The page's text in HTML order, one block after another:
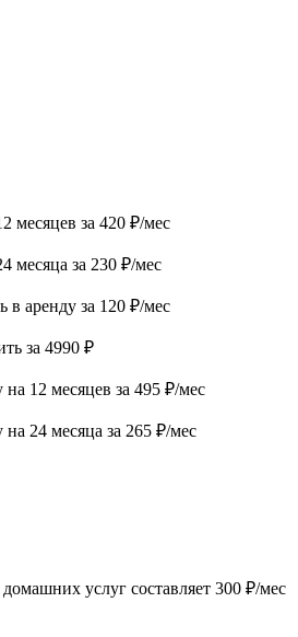
месяцев за 420 ₽/мес
месяца за 230 ₽/мес
в аренду за 120 ₽/мес
за 4990 ₽
на 12 месяцев за 495 ₽/мес
на 24 месяца за 265 ₽/мес
услуг составляет 300 ₽/мес